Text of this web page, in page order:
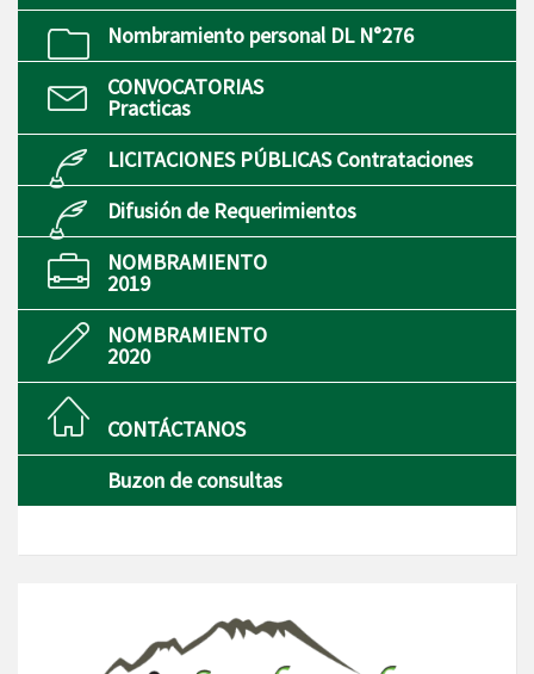
Nombramiento personal DL N°276
CONVOCATORIAS
Practicas
LICITACIONES PÚBLICAS Contrataciones
Difusión de Requerimientos
NOMBRAMIENTO
2019
NOMBRAMIENTO
2020
CONTÁCTANOS
Buzon de consultas